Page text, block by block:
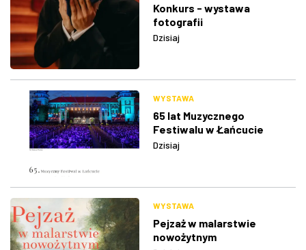
Konkurs - wystawa
fotografii
Dzisiaj
WYSTAWA
65 lat Muzycznego
Festiwalu w Łańcucie
Dzisiaj
WYSTAWA
Pejzaż w malarstwie
nowożytnym